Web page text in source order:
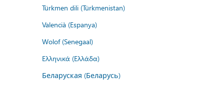
Türkmen dili (Türkmenistan)
Valencià (Espanya)
Wolof (Senegaal)
Ελληνικά (Ελλάδα)
Беларуская (Беларусь)